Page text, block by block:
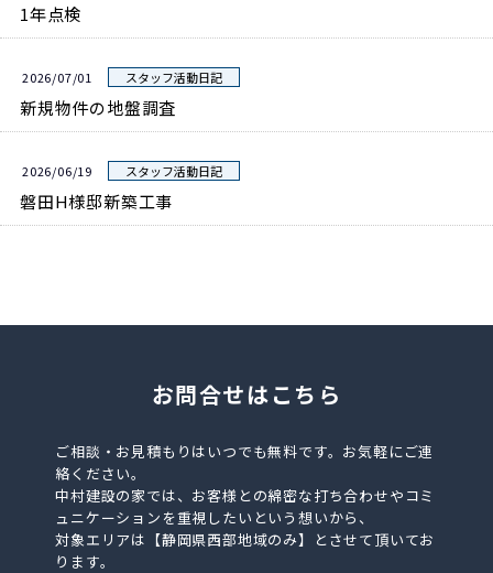
1年点検
2026/07/01 スタッフ活動日記
新規物件の地盤調査
2026/06/19 スタッフ活動日記
磐田H様邸新築工事
お問合せはこちら
ご相談・お見積もりはいつでも無料です。お気軽にご連
絡ください。
中村建設の家では、お客様との綿密な打ち合わせやコミ
ュニケーションを重視したいという想いから、
対象エリアは【静岡県西部地域のみ】とさせて頂いてお
ります。